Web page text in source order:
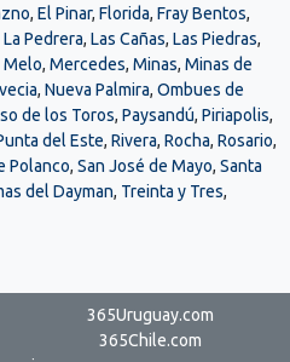
, El Pinar, Florida, Fray Bentos,
La Pedrera, Las Cañas, Las Piedras,
Melo, Mercedes, Minas, Minas de
, Nueva Palmira, Ombues de
de los Toros, Paysandú, Piriapolis,
del Este, Rivera, Rocha, Rosario,
Polanco, San José de Mayo, Santa
del Dayman, Treinta y Tres,
365Uruguay.com
365Chile.com